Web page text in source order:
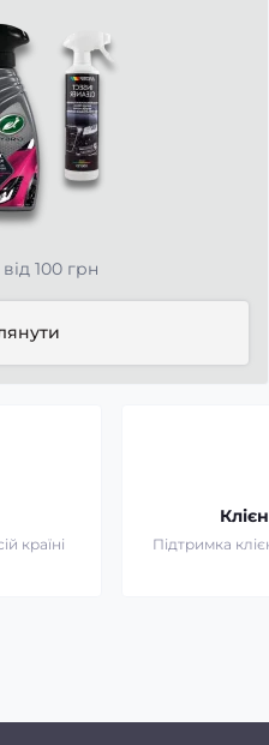
100 грн
країні Підтримка